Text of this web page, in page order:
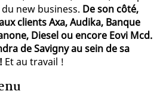
new business. De son côté,
clients Axa, Audika, Banque
Diesel ou encore Eovi Mcd.
de Savigny au sein de sa
Et au travail !